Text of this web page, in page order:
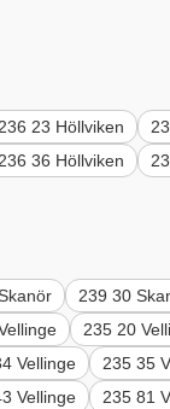
236 23 Höllviken
236 36 Höllviken
239 30
235 20
Vellinge 235 35
Vellinge 235 81